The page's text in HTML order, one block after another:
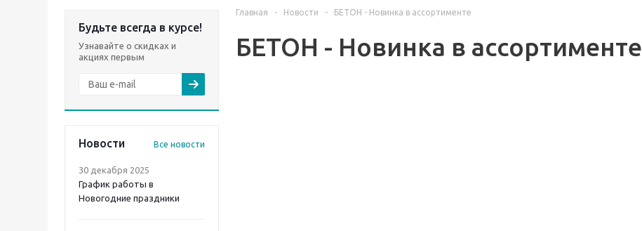
Будьте всегда в курсе!
Узнавайте о скидках и
акциях первым
Новости Все новости
30 декабря 2025
График работы в
Новогодние праздники
Главная - Новости - БЕТОН - Новинка в ассортименте
БЕТОН - Новинка в ассортименте